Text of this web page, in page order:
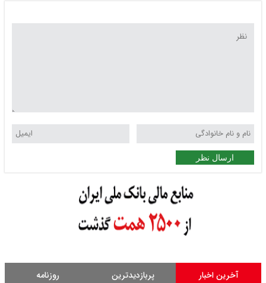
ارسال نظر
آخرین اخبار پربازدیدترین روزنامه